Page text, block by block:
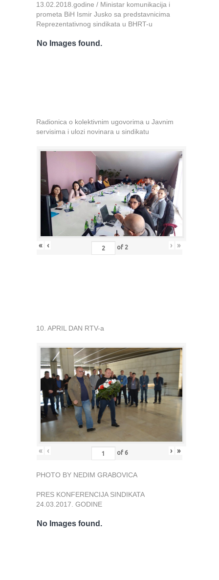
13.02.2018.godine / Ministar komunikacija i
prometa BiH Ismir Jusko sa predstavnicima
Reprezentativnog sindikata u BHRT-u
No Images found.
Radionica o kolektivnim ugovorima u Javnim
servisima i ulozi novinara u sindikatu
« ‹ of 2 › »
10. APRIL DAN RTV-a
« ‹ of 6 › »
PHOTO BY NEDIM GRABOVICA
PRES KONFERENCIJA SINDIKATA
24.03.2017. GODINE
No Images found.